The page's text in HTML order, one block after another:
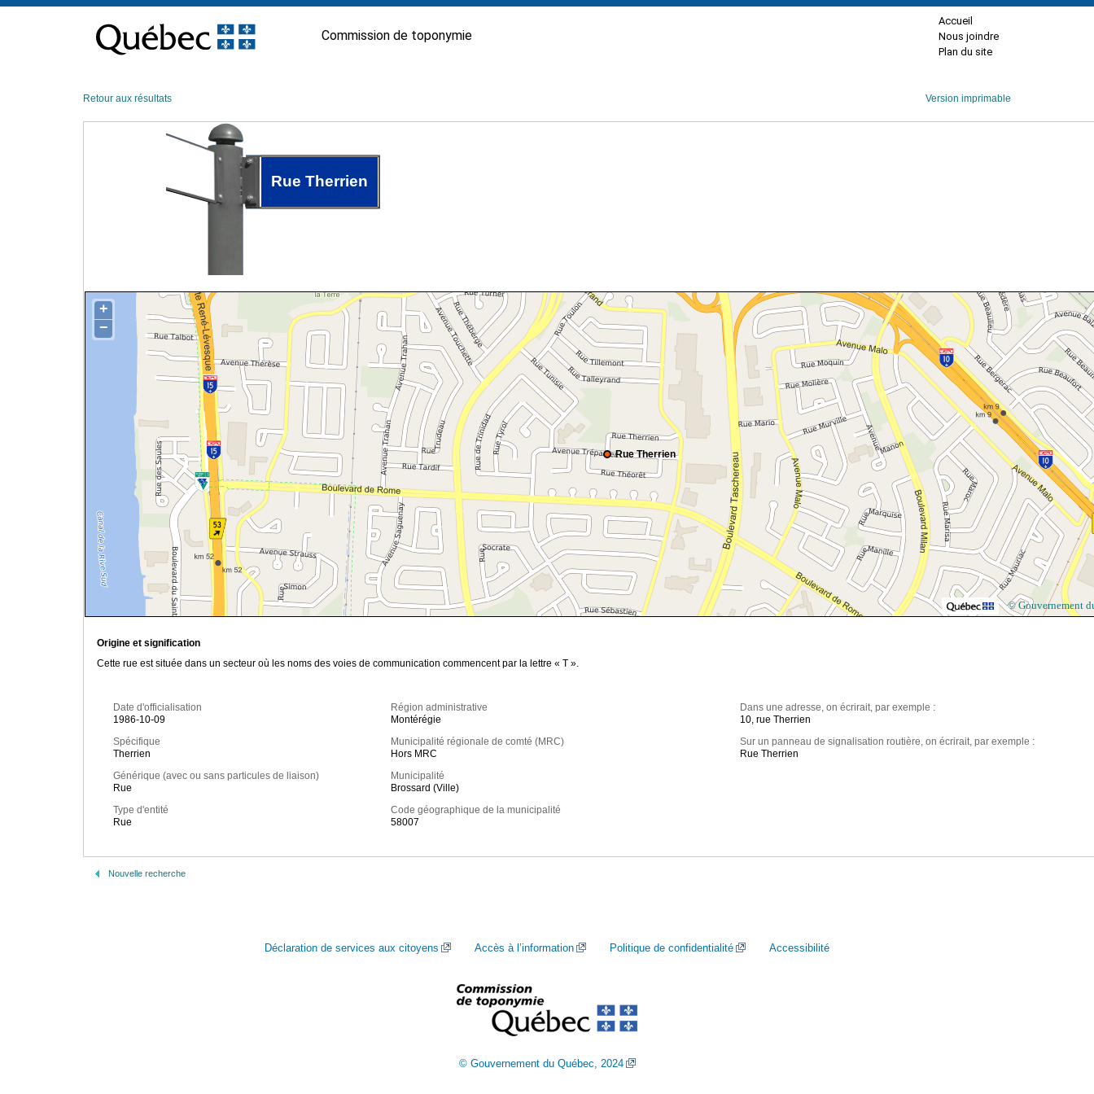
contenu
Commission de toponymie
Accueil
Nous joindre
Plan du site
Retour aux résultats Version imprimable
Rue Therrien
Rue Therrien
+
−
© Gouvernement
Origine et signification
Cette rue est située dans un secteur où les noms des voies de communication commencent par la lettre « T ».
Date d'officialisation
1986-10-09
Spécifique
Therrien
Générique (avec ou sans particules de liaison)
Rue
Type d'entité
Rue
Région administrative
Montérégie
Municipalité régionale de comté (MRC)
Hors MRC
Municipalité
Brossard (Ville)
Code géographique de la municipalité
58007
Dans une adresse, on écrirait, par exemple :
10, rue Therrien
Sur un panneau de signalisation routière, on écrirait, par exemple :
Rue Therrien
Nouvelle recherche
Déclaration de services aux citoyens Accès à l’information Politique de confidentialité Accessibilité
© Gouvernement du Québec, 2024